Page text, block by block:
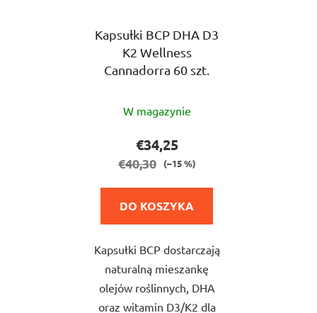
Kapsułki BCP DHA D3
K2 Wellness
Cannadorra 60 szt.
ocena
produktu
wynosi
5
W magazynie
€34,25
€40,30 (–15 %)
DO KOSZYKA
Kapsułki BCP dostarczają
naturalną mieszankę
olejów roślinnych, DHA
oraz witamin D3/K2 dla